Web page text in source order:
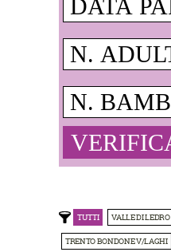
TUTTI VALLE DI LEDRO
TRENTO BONDONE V/LAGHI